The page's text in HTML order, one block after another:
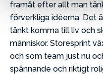
framåt efter allt man
förverkliga idéerna. Det
tänkt komma till liv och
människor. Storesprint
och som team just nu
spännande och riktigt